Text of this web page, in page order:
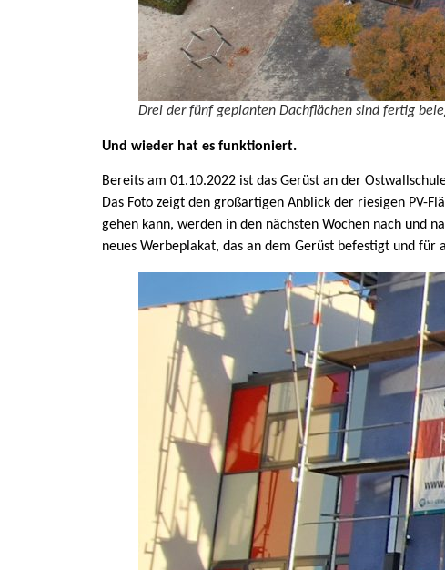
Drei der fünf geplanten Dachflächen sind fertig
Und wieder hat es funktioniert.
Bereits am 01.10.2022 ist das Gerüst an der
Das Foto zeigt den großartigen Anblick der riesigen PV-
gehen kann, werden in den nächsten Wochen nach und
neues Werbeplakat, das an dem Gerüst befestigt und